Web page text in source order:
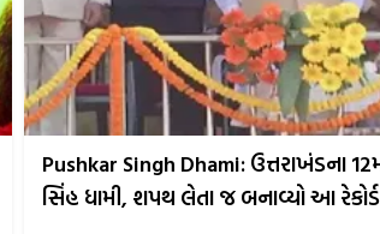
Pushkar Singh Dhami: ઉત્તરાખંડના
સિંહ ધામી, શપથ લેતા જ બનાવ્યો આ રેકોર્ડ